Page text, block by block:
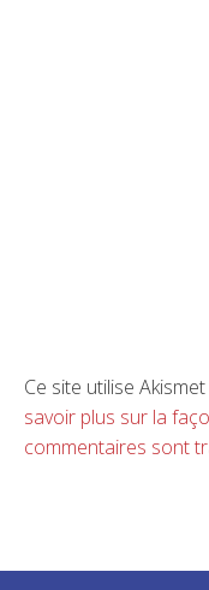
Ce site utilise
savoir plus sur la
commentaires sont